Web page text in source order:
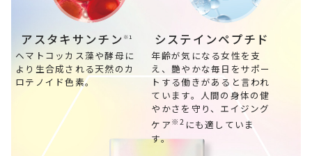
アスタキサンチン ※1
ヘマトコッカス藻や酵母に
より生合成される天然のカ
ロテノイド色素。
システインペプチド
年齢が気になる女性を支
え、艷やかな毎日をサポー
トする働きがあると言われ
ています。人間の身体の健
やかさを守り、エイジング
ケア ※2 にも適していま
す。